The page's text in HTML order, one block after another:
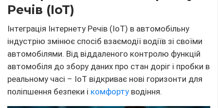
🤖 Розвиток штучного
інтелекту
Штучний інтелект(ІІ) відіграє важливу роль у
розвитку автомобілів наступного покоління. Від
систем автономного водіння до розумних
асистентів, які можуть передбачати потреби водія